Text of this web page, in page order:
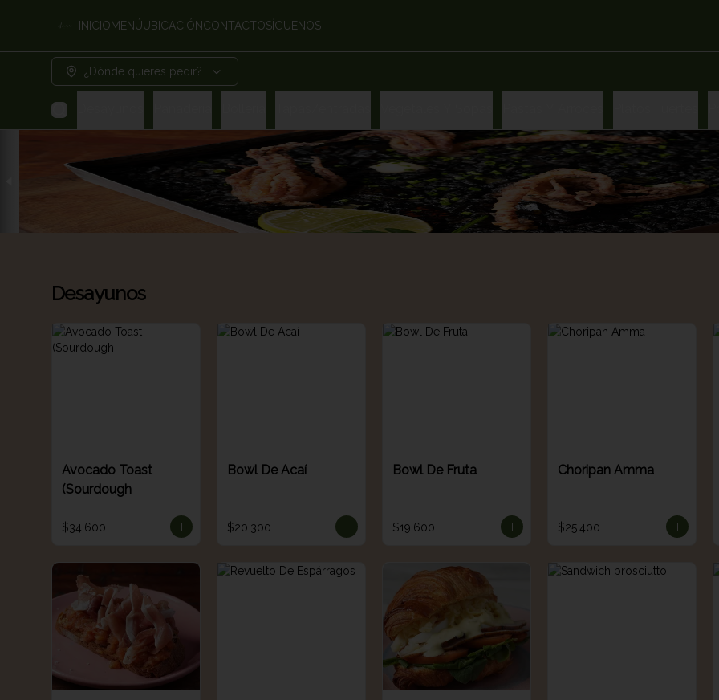
INICIOMENÚUBICACIÓNCONTACTOSÍGUENOS
¿Dónde quieres pedir?
Desayunos
Avocado Toast
(Sourdough
$34.600
Bowl De Acaí
$20.300
Bowl De Fruta
$19.600
Choripan Amma
$25.400